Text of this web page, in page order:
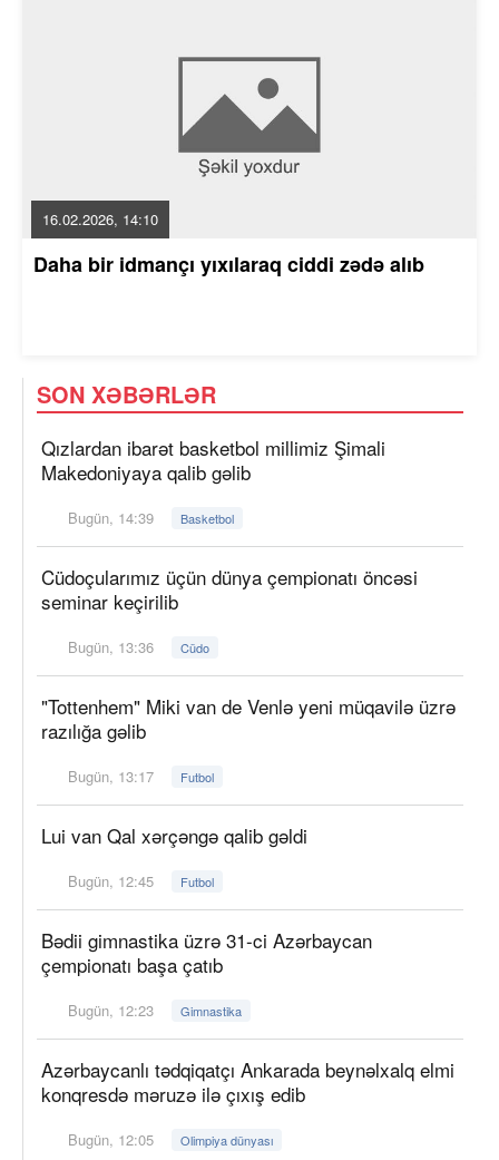
16.02.2026, 14:10
Daha bir idmançı yıxılaraq ciddi zədə alıb
SON XƏBƏRLƏR
Qızlardan ibarət basketbol millimiz Şimali
Makedoniyaya qalib gəlib
Bugün, 14:39 Basketbol
Cüdoçularımız üçün dünya çempionatı öncəsi
seminar keçirilib
Bugün, 13:36 Cüdo
"Tottenhem" Miki van de Venlə yeni müqavilə üzrə
razılığa gəlib
Bugün, 13:17 Futbol
Lui van Qal xərçəngə qalib gəldi
Bugün, 12:45 Futbol
Bədii gimnastika üzrə 31-ci Azərbaycan
çempionatı başa çatıb
Bugün, 12:23 Gimnastika
Azərbaycanlı tədqiqatçı Ankarada beynəlxalq elmi
konqresdə məruzə ilə çıxış edib
Bugün, 12:05 Olimpiya dünyası